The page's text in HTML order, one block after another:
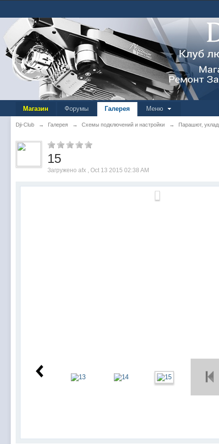
Магазин Форумы Галерея Меню
Dji-Club → Галерея → Схемы подключений и настройки → Парашют,
15
Загружено afx , Oct 13 2015 02:38 AM